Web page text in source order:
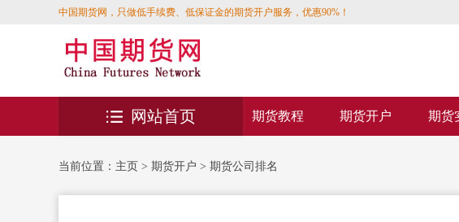
中国期货网，只做低手续费、低保证金的期货开户服务，优惠90%！
期货教程 期货开户 期货
网站首页
当前位置： 主页 > 期货开户 > 期货公司排名